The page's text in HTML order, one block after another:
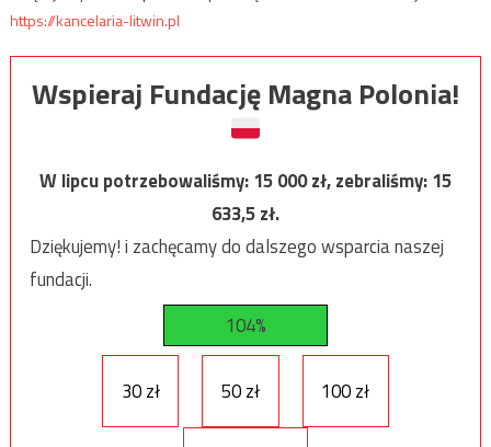
https://kancelaria-litwin.pl
Wspieraj Fundację Magna Polonia!
W lipcu potrzebowaliśmy:15 000zł, zebraliśmy:15
633,5zł.
Dziękujemy! i zachęcamy do dalszego wsparcia naszej
fundacji.
104%
30 zł 50 zł 100 zł